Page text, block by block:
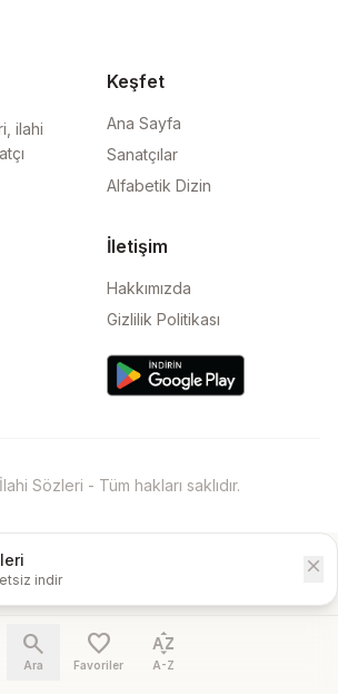
ilahi
Keşfet
Ana Sayfa
Sanatçılar
Alfabetik Dizin
İletişim
Hakkımızda
Gizlilik Politikası
Sözleri - Tüm hakları saklıdır.
indir
close
search
Ara
favorite
Favoriler
sort_by_alpha
A-Z